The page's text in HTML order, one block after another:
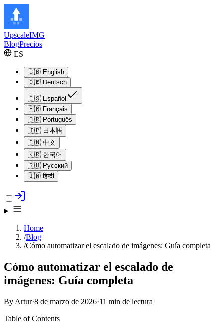
UpscaleIMG
BlogPrecios
ES
🇬🇧 English
🇩🇪 Deutsch
🇪🇸 Español
🇫🇷 Français
🇧🇷 Português
🇯🇵 日本語
🇨🇳 中文
🇰🇷 한국어
🇷🇺 Русский
🇮🇳 हिन्दी
Home
/Blog
/Cómo automatizar el escalado de imágenes: Guía completa
Cómo automatizar el escalado de
imágenes: Guía completa
By Artur·8 de marzo de 2026·11 min de lectura
Table of Contents